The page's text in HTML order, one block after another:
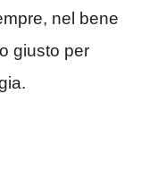
nel bene
giusto per